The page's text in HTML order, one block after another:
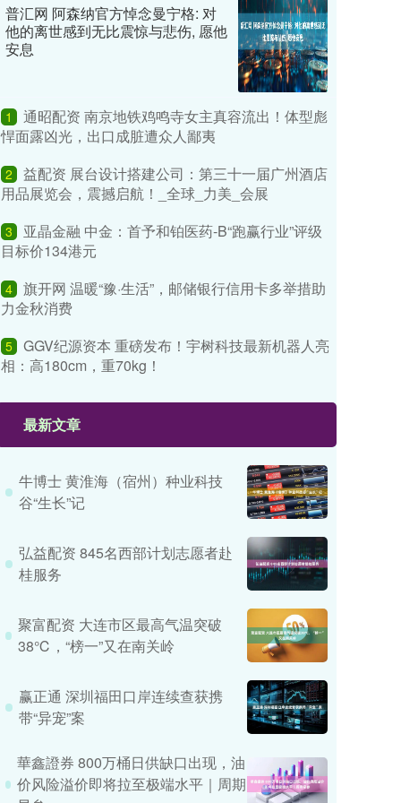
普汇网 阿森纳官方悼念曼宁格: 对
他的离世感到无比震惊与悲伤, 愿他
安息
1
通昭配资 南京地铁鸡鸣寺女主真容流出！体型彪
悍面露凶光，出口成脏遭众人鄙夷
2
益配资 展台设计搭建公司：第三十一届广州酒店
用品展览会，震撼启航！_全球_力美_会展
3
亚晶金融 中金：首予和铂医药-B“跑赢行业”评级
目标价134港元
4 旗开网 温暖“豫·生活”，邮储银行信用卡多举措助
力金秋消费
5 GGV纪源资本 重磅发布！宇树科技最新机器人亮
相：高180cm，重70kg！
最新文章
牛博士 黄淮海（宿州）种业科技
谷“生长”记
弘益配资 845名西部计划志愿者赴
桂服务
聚富配资 大连市区最高气温突破
38℃，“榜一”又在南关岭
赢正通 深圳福田口岸连续查获携
带“异宠”案
華鑫證券 800万桶日供缺口出现，油
价风险溢价即将拉至极端水平｜周期